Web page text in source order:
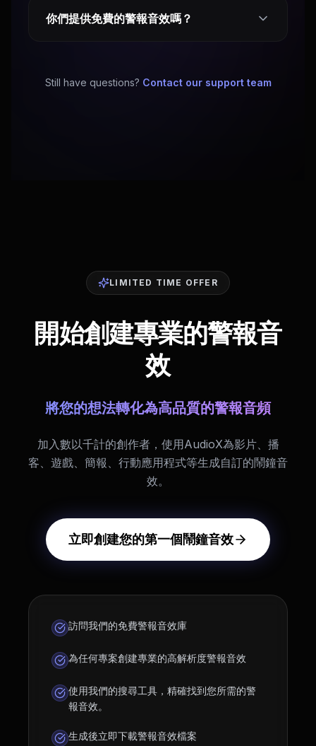
你們提供免費的警報音效嗎？
Still have questions? Contact our support team
LIMITED TIME OFFER
開始創建專業的警報音
效
將您的想法轉化為高品質的警報音頻
加入數以千計的創作者，使用AudioX為影片、播
客、遊戲、簡報、行動應用程式等生成自訂的鬧鐘音
效。
立即創建您的第一個鬧鐘音效
訪問我們的免費警報音效庫
為任何專案創建專業的高解析度警報音效
使用我們的搜尋工具，精確找到您所需的警
報音效。
生成後立即下載警報音效檔案